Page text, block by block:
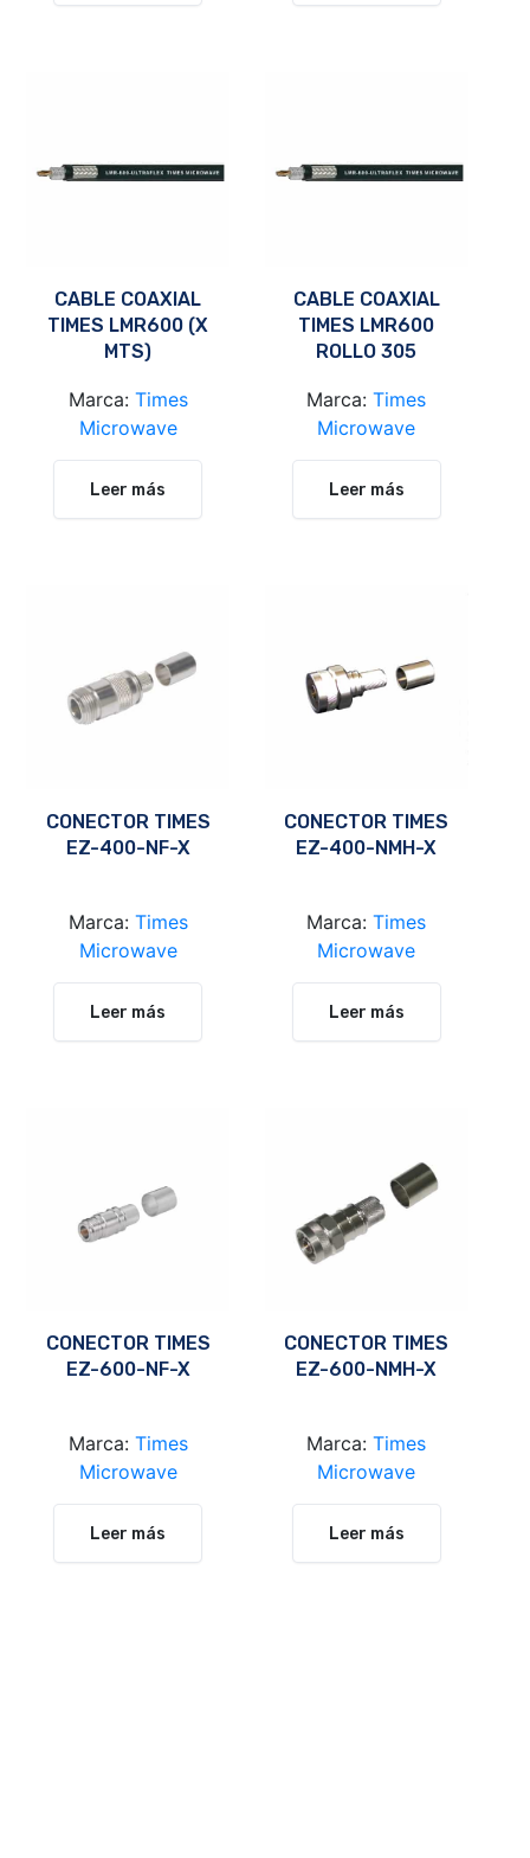
CABLE COAXIAL
TIMES LMR600 (X
MTS)
Marca: Times
Microwave
Leer más
CABLE COAXIAL
TIMES LMR600
ROLLO 305
Marca:Times
Microwave
Leer más
CONECTOR TIMES
EZ-400-NF-X
Marca: Times
Microwave
Leer más
CONECTOR TIMES
EZ-400-NMH-X
Marca:Times
Microwave
Leer más
CONECTOR TIMES
EZ-600-NF-X
Marca: Times
Microwave
Leer más
CONECTOR TIMES
EZ-600-NMH-X
Marca:Times
Microwave
Leer más